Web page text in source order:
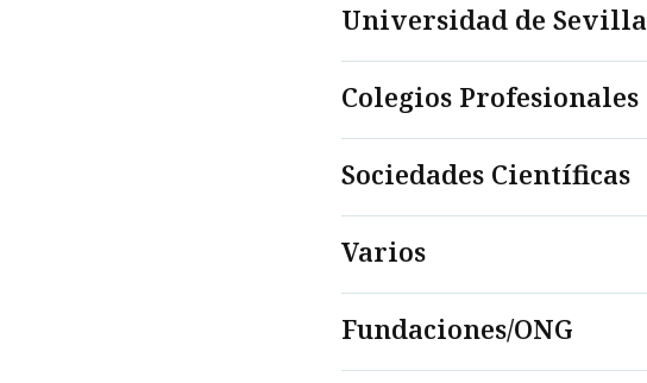
Universidad de Sevilla
Colegios Profesionales
Sociedades Científicas
Varios
Fundaciones/ONG